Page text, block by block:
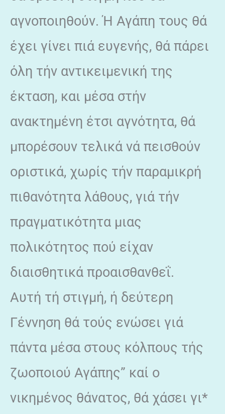
αγνοποιηθούν. Ή Αγάπη τους θά
έχει γίνει πιά ευγενής, θά πάρει
όλη τήν αντικειμενική της
έκταση, και μέσα στήν
ανακτημένη έτσι αγνότητα, θά
μπορέσουν τελικά νά πεισθούν
οριστικά, χωρίς τήν παραμικρή
πιθανότητα λάθους, γιά τήν
πραγματικότητα μιας
πολικότητος πού είχαν
διαισθητικά προαισθανθεΐ.
Αυτή τή στιγμή, ή δεύτερη
Γέννηση θά τούς ενώσει γιά
πάντα μέσα στους κόλπους τής
ζωοποιού Αγάπης” καί ο
νικημένος θάνατος, θά χάσει γι*